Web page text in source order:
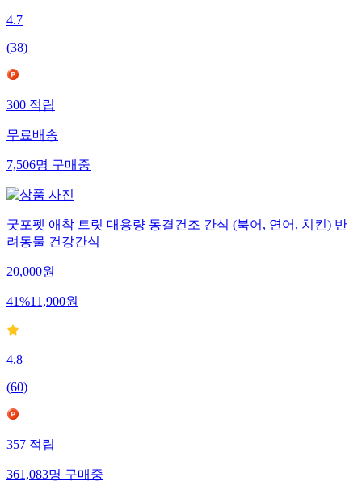
4.7
(38)
300적립
무료배송
7,506명구매중
굿포펫 애착 트릿 대용량 동결건조 간식 (북어, 연어, 치킨) 반
려동물 건강간식
20,000원
41%11,900원
4.8
(60)
357적립
361,083명구매중